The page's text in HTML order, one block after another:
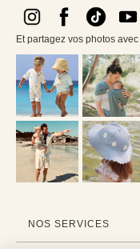
Et partagez vos photos avec
NOS SERVICES